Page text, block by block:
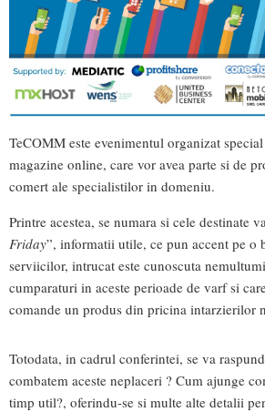
TeCOMM este evenimentul organizat
magazine online, care vor avea parte si de
comert ale specialistilor in domeniu.
Printre acestea, se numara si cele destinate
Friday”, informatii utile, ce pun accent pe o
serviicilor, intrucat este cunoscuta
cumparaturi in aceste perioade de varf si
comande un produs din pricina intarzierilor
Totodata, in cadrul conferintei, se va
combatem aceste neplaceri ? Cum ajunge
timp util?, oferindu-se si multe alte detalii